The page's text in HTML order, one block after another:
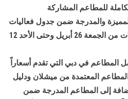
للمطاعم المشاركة
والمدرجة ضمن جدول فعاليات
مهرجان دبي للمأكولات من الجمعة 26 أبريل وحتى الأحد 12
في دبي التي تقدم أسعاراً
المعتمدة من ميشلان ودليل
إلى المطاعم المدرجة ضمن